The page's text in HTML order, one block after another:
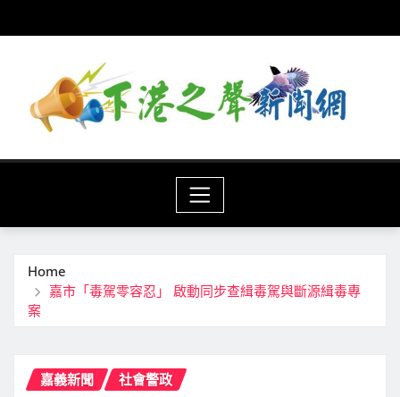
to
Home
嘉市「毒駕零容忍」 啟動同步查緝毒駕與斷源緝毒專
案
嘉義新聞 社會警政